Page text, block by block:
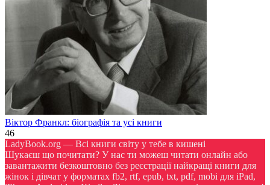
Віктор Франкл: біографія та усі книги
46
LadyBook.org — Всі книги світу у тебе в кишені
Шукаєш що почитати? У нас ти можеш читати онлайн або
завантажити безкоштовно без реєстрації найкращі книги для
жінок і дівчат у форматах fb2, rtf, epub, txt, pdf, mobi для iPad,